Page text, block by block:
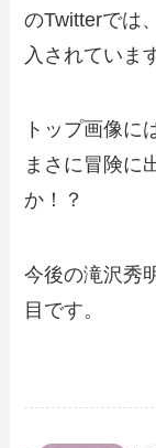
のTwitterでは
入されていま
トップ画像に
まさに冒険に
か！？
今後の滝沢秀
目です。